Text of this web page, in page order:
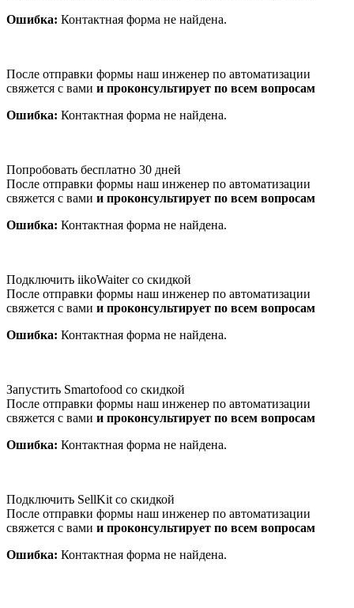
Ошибка: Контактная форма не найдена.
После отправки формы наш инженер по автоматизации
свяжется с вами и проконсультирует по всем вопросам
Ошибка: Контактная форма не найдена.
Попробовать бесплатно 30 дней
После отправки формы наш инженер по автоматизации
свяжется с вами и проконсультирует по всем вопросам
Ошибка: Контактная форма не найдена.
Подключить iikoWaiter со скидкой
После отправки формы наш инженер по автоматизации
свяжется с вами и проконсультирует по всем вопросам
Ошибка: Контактная форма не найдена.
Запустить Smartofood со скидкой
После отправки формы наш инженер по автоматизации
свяжется с вами и проконсультирует по всем вопросам
Ошибка: Контактная форма не найдена.
Подключить SellKit со скидкой
После отправки формы наш инженер по автоматизации
свяжется с вами и проконсультирует по всем вопросам
Ошибка: Контактная форма не найдена.